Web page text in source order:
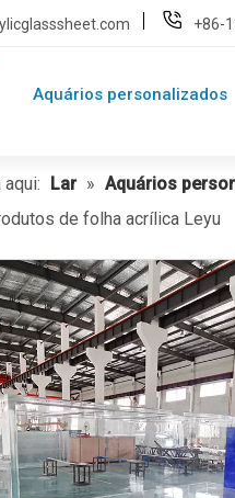
+86-
Aquários personalizados
Lar » Aquários
de folha acrílica Leyu